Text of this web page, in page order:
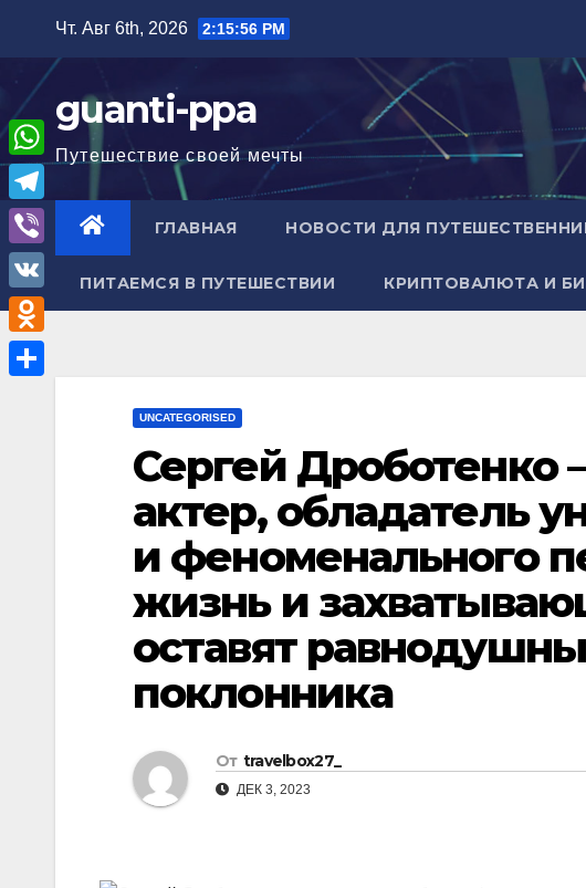
содержимому
Чт. Авг 6th, 2026 2:15:57 PM
guanti-ppa
Путешествие своей мечты
ГЛАВНАЯ НОВОСТИ ДЛЯ
ПИТАЕМСЯ В ПУТЕШЕСТВИИ КРИПТОВАЛЮТА И
UNCATEGORISED
Сергей Дроботенко
актер, обладатель
и феноменального
жизнь и
оставят
поклонника
От travelbox27_
ДЕК 3, 2023
W
h
a
A
T
e
l
e
g
V
i
b
e
V
K
O